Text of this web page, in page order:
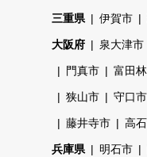
三重県 伊賀市
大阪府 泉大津市
門真市 富田
狭山市 守口市
藤井寺市 高
兵庫県 明石市